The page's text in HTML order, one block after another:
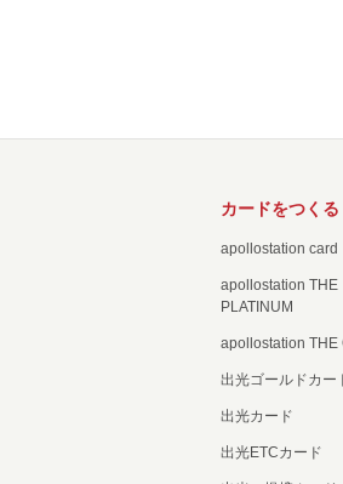
カードをつくる
apollostation card
apollostation THE
PLATINUM
apollostation THE
出光ゴールドカー
出光カード
出光ETCカード